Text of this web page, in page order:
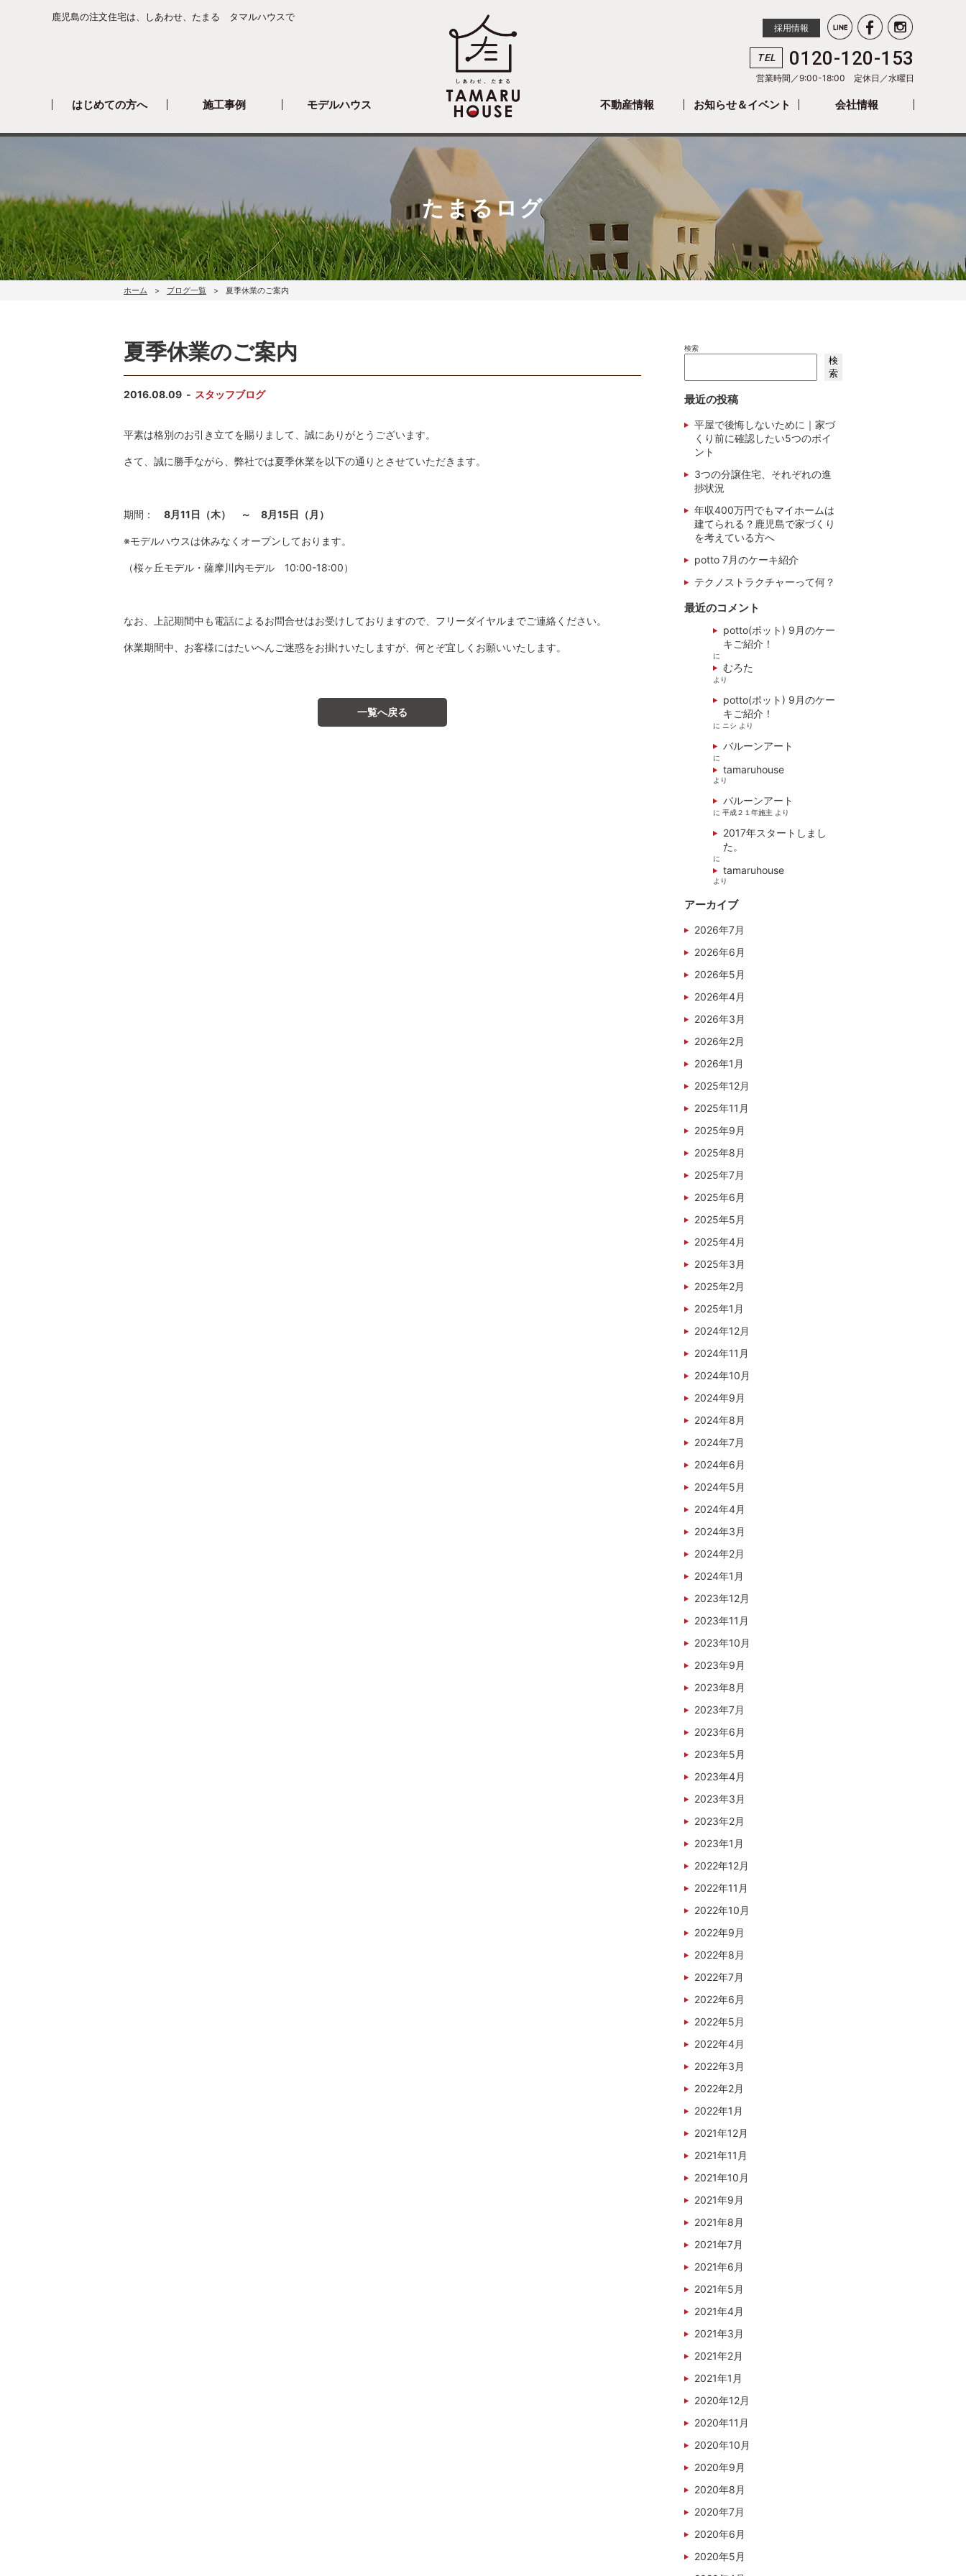
鹿児島の注文住宅は、しあわせ、たまる タマルハウスで
採用情報
TEL 0120-120-153
営業時間／9:00-18:00 定休日／水曜日
はじめての方へ 施工事例 モデルハウス 不動産情報 お知らせ＆イベント 会社情報
たまるログ
ホーム ブログ一覧 夏季休業のご案内
夏季休業のご案内
2016.08.09 スタッフブログ
平素は格別のお引き立てを賜りまして、誠にありがとうございます。
さて、誠に勝手ながら、弊社では夏季休業を以下の通りとさせていただきます。
期間： 8月11日（木） ～ 8月15日（月）
※モデルハウスは休みなくオープンしております。
（桜ヶ丘モデル・薩摩川内モデル 10:00-18:00）
なお、上記期間中も電話によるお問合せはお受けしておりますので、フリーダイヤルまでご連絡ください。
休業期間中、お客様にはたいへんご迷惑をお掛けいたしますが、何とぞ宜しくお願いいたします。
一覧へ戻る
検索
検
索
最近の投稿
平屋で後悔しないために｜家づ
くり前に確認したい5つのポイ
ント
3つの分譲住宅、それぞれの進
捗状況
年収400万円でもマイホームは
建てられる？鹿児島で家づくり
を考えている方へ
potto 7月のケーキ紹介
テクノストラクチャーって何？
最近のコメント
potto(ポット) 9月のケー
キご紹介！
に
むろた
より
potto(ポット) 9月のケー
キご紹介！
に ニシ より
バルーンアート
に
tamaruhouse
より
バルーンアート
に 平成２１年施主 より
2017年スタートしまし
た。
に
tamaruhouse
より
アーカイブ
2026年7月
2026年6月
2026年5月
2026年4月
2026年3月
2026年2月
2026年1月
2025年12月
2025年11月
2025年9月
2025年8月
2025年7月
2025年6月
2025年5月
2025年4月
2025年3月
2025年2月
2025年1月
2024年12月
2024年11月
2024年10月
2024年9月
2024年8月
2024年7月
2024年6月
2024年5月
2024年4月
2024年3月
2024年2月
2024年1月
2023年12月
2023年11月
2023年10月
2023年9月
2023年8月
2023年7月
2023年6月
2023年5月
2023年4月
2023年3月
2023年2月
2023年1月
2022年12月
2022年11月
2022年10月
2022年9月
2022年8月
2022年7月
2022年6月
2022年5月
2022年4月
2022年3月
2022年2月
2022年1月
2021年12月
2021年11月
2021年10月
2021年9月
2021年8月
2021年7月
2021年6月
2021年5月
2021年4月
2021年3月
2021年2月
2021年1月
2020年12月
2020年11月
2020年10月
2020年9月
2020年8月
2020年7月
2020年6月
2020年5月